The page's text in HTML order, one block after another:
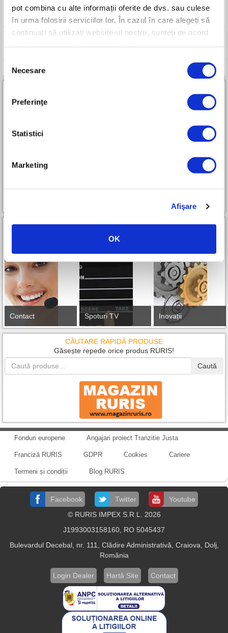
pot combina cu alte informații oferite de dvs. sau culese
în urma folosirii serviciilor lor. În cazul în care alegeți să
continuați să utilizați website-ul nostru, sunteți de acord
consimțământului
Necesare
Preferinţe
Statistici
Marketing
Afişare
OK
Imagini
Compara
Parteneri RURIS Premium All-in-One
Contact Spoturi TV Inovații
CĂUTARE RAPIDĂ PRODUSE
Găsește repede orice produs RURIS!
Caută
Fonduri europene Angajari proiect Tranzitie Justa
Franciză RURIS GDPR Cookies Cariere
Termeni și condiții Blog RURIS
Facebook Twitter
Youtube
© RURIS IMPEX S.R.L. 2026
J1993003158160, RO 5045437
Bulevardul Decebal, nr. 111, Clădire Administrativă, Craiova, Dolj,
România
Login Dealer Hartă Site Contact